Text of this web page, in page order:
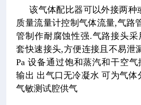
该气体配比器可以外接两种
质量流量计控制气体流量,气路
管制作耐腐蚀性强.气路接头
套快速接头,方便连接且不易泄
Pa 设备通过饱和蒸汽和干空
输出 出气口无冷凝水 可为气体
气敏测试腔供气